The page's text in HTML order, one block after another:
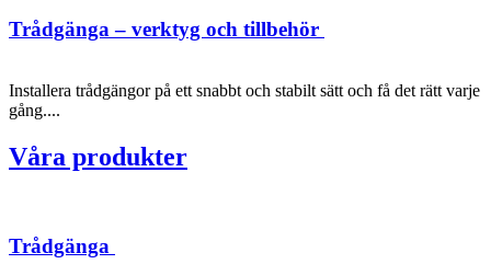
Trådgänga – verktyg och tillbehör
Installera trådgängor på ett snabbt och stabilt sätt och få det rätt varje
gång....
Våra produkter
Trådgänga